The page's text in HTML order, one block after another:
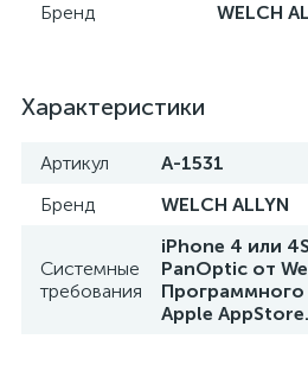
Бренд
WELCH
Характеристики
Артикул
A-1531
Бренд
WELCH ALLYN
Системные
требования
iPhone 4 или
PanOptic от
Программного
Apple AppStore.